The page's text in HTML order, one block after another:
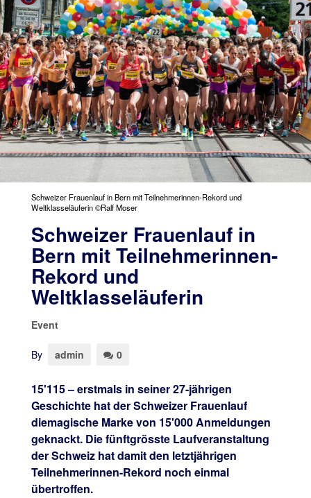
Schweizer Frauenlauf in Bern mit Teilnehmerinnen-Rekord und
Weltklasseläuferin ©Ralf Moser
Schweizer Frauenlauf in
Bern mit Teilnehmerinnen-
Rekord und
Weltklasseläuferin
Event
By admin 0
15'115 – erstmals in seiner 27-jährigen
Geschichte hat der Schweizer Frauenlauf
diemagische Marke von 15'000 Anmeldungen
geknackt. Die fünftgrösste Laufveranstaltung
der Schweiz hat damit den letztjährigen
Teilnehmerinnen-Rekord noch einmal
übertroffen.